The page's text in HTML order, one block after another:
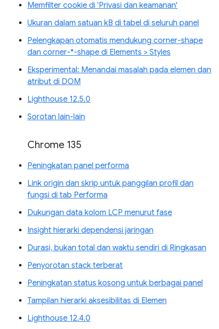
Memfilter cookie di 'Privasi dan keamanan'
Ukuran dalam satuan kB di tabel di seluruh panel
Pelengkapan otomatis mendukung corner-shape
dan corner-*-shape di Elements > Styles
Eksperimental: Menandai masalah pada elemen dan
atribut di DOM
Lighthouse 12.5.0
Sorotan lain-lain
Chrome 135
Peningkatan panel performa
Link origin dan skrip untuk panggilan profil dan
fungsi di tab Performa
Dukungan data kolom LCP menurut fase
Insight hierarki dependensi jaringan
Durasi, bukan total dan waktu sendiri di Ringkasan
Penyorotan stack terberat
Peningkatan status kosong untuk berbagai panel
Tampilan hierarki aksesibilitas di Elemen
Lighthouse 12.4.0